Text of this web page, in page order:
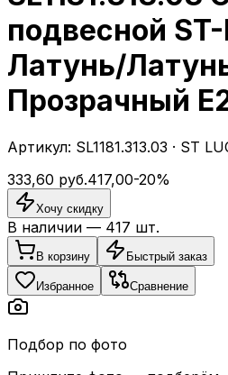
подвесной
Латунь/
Прозрачный
Артикул: SL1181.313.03 · ST
333,60 руб.417,00-20%
Хочу скидку
В наличии — 417 шт.
В корзину Быстрый заказ
Избранное Сравнение
Подбор по фото